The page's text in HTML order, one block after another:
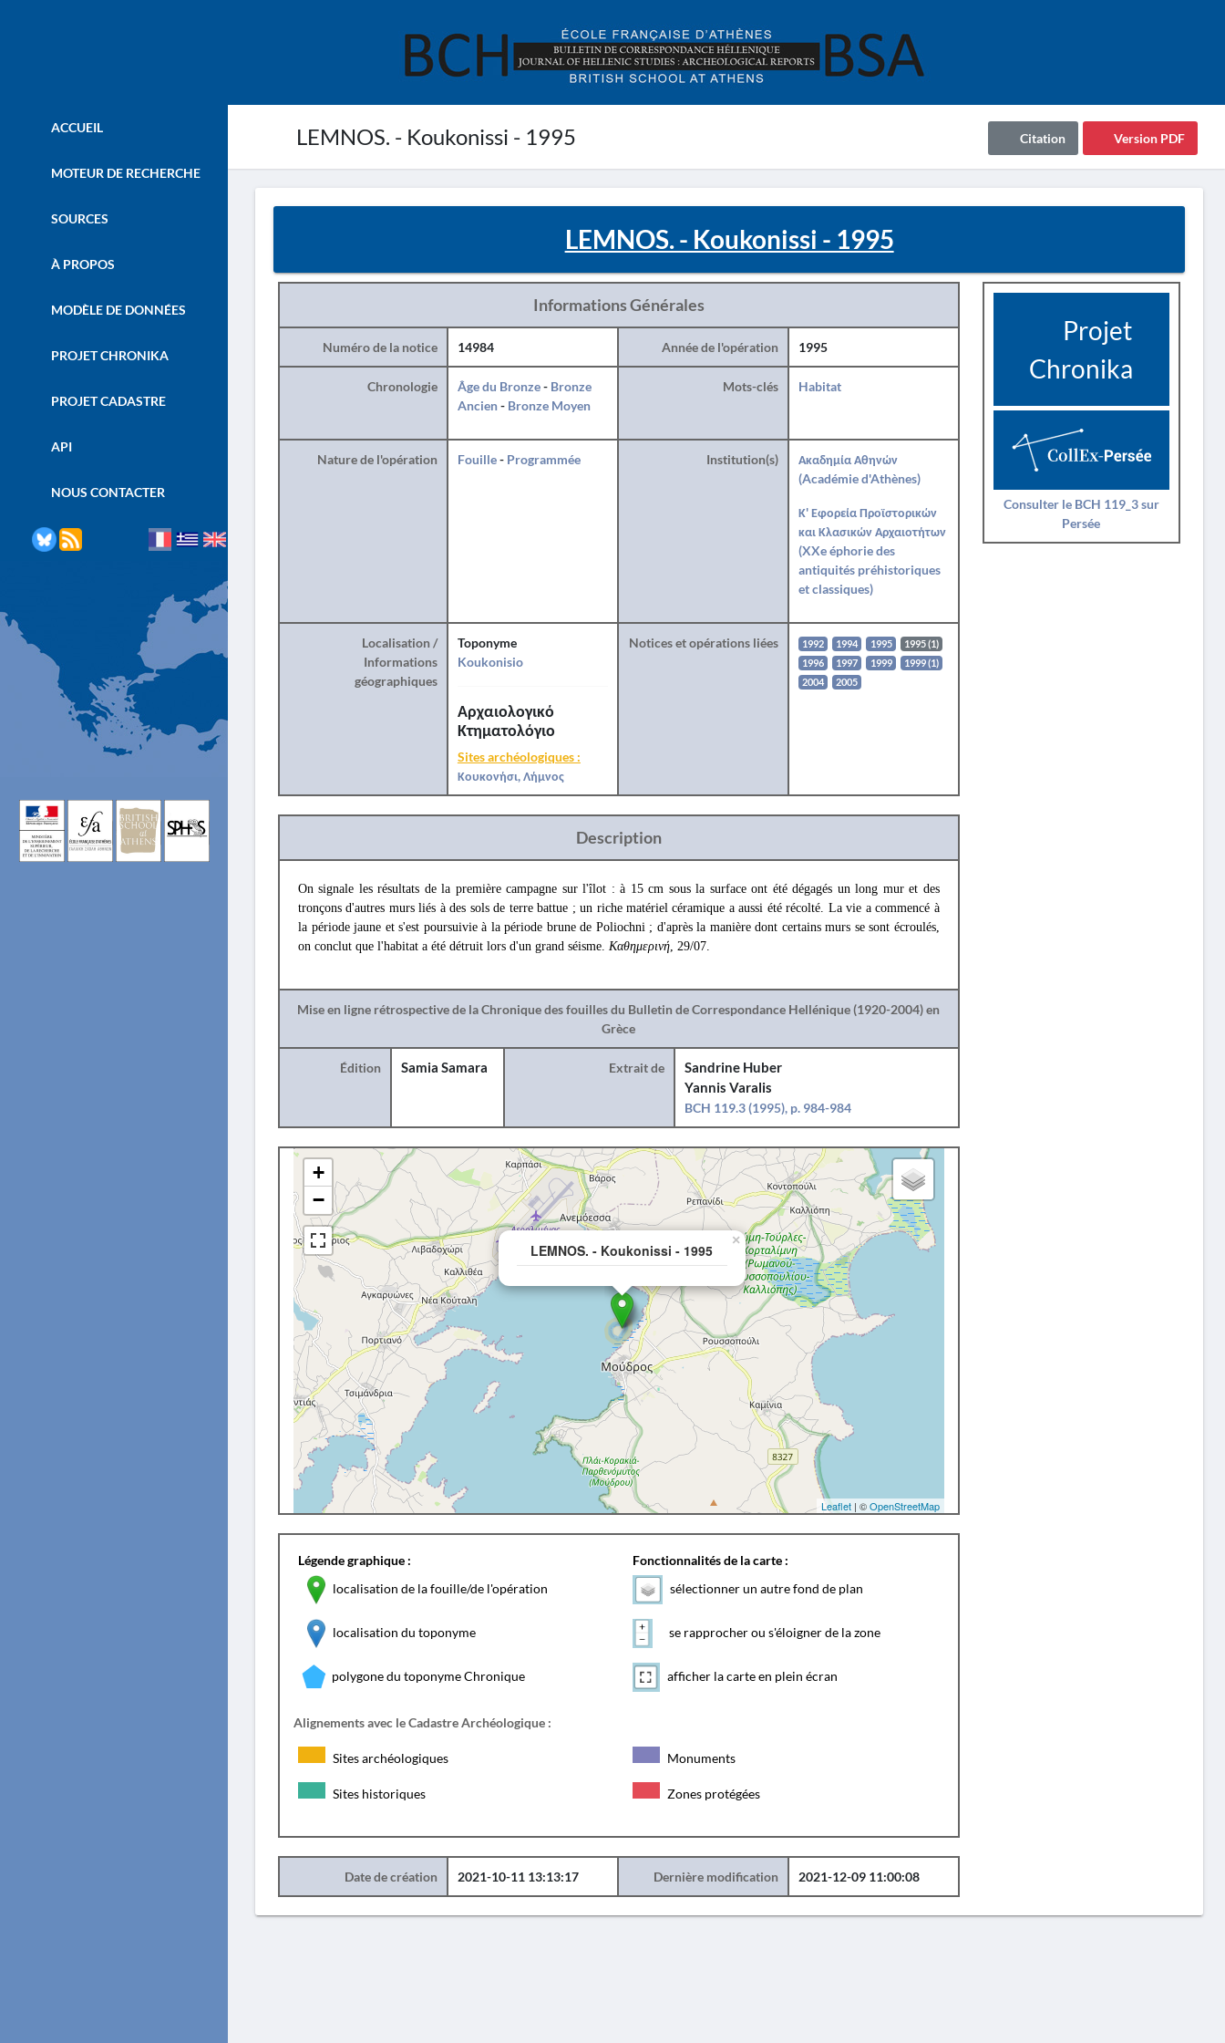
LEMNOS. - Koukonissi - 1995 Version PDF
Citation
ACCUEIL
MOTEUR DE RECHERCHE
SOURCES
À PROPOS
MODÈLE DE DONNÉES
PROJET CHRONIKA
PROJET CADASTRE
API
NOUS CONTACTER
LEMNOS. - Koukonissi - 1995
Informations Générales
Numéro de la notice 14984 Année de l'opération 1995
Chronologie Âge du Bronze- Bronze
Ancien- Bronze Moyen
Mots-clés Habitat
Nature de l'opération Fouille- Programmée Institution(s)
Ακαδημία Αθηνών
(Académie d'Athènes)
Κ' Εφορεία Προϊστορικών
και Κλασικών Αρχαιοτήτων
(XXe éphorie des
antiquités préhistoriques
et classiques)
Localisation /
Informations
géographiques
Toponyme
Koukonisio
Αρχαιολογικό
Κτηματολόγιο
Sites archéologiques :
Κουκονήσι, Λήμνος
Notices et opérations liées 1992 1994 1995
1995 (1)
1996
1997 1999
1999 (1)
2004
2005
Description
On signale les résultats de la première campagne sur l'îlot : à 15 cm sous la surface ont été dégagés un long mur et des
tronçons d'autres murs liés à des sols de terre battue ; un riche matériel céramique a aussi été récolté. La vie a commencé à
la période jaune et s'est poursuivie à la période brune de Poliochni ; d'après la manière dont certains murs se sont écroulés,
on conclut que l'habitat a été détruit lors d'un grand séisme. Καθημερινή, 29/07.
Mise en ligne rétrospective de la Chronique des fouilles du Bulletin de Correspondance Hellénique (1920-2004) en
Grèce
Édition Samia Samara Extrait de
Sandrine Huber
Yannis Varalis
BCH 119.3 (1995), p. 984-984
LEMNOS. - Koukonissi - 1995
×
+
−
Leaflet| ©OpenStreetMap
Légende graphique :
localisation de la fouille/de l'opération
localisation du toponyme
polygone du toponyme Chronique
Fonctionnalités de la carte :
sélectionner un autre fond de plan
se rapprocher ou s'éloigner de la zone
afficher la carte en plein écran
Alignements avec le Cadastre Archéologique :
Sites archéologiques Monuments
Sites historiques Zones protégées
Date de création 2021-10-11 13:13:17 Dernière modification 2021-12-09 11:00:08
Projet
Chronika
Consulter le BCH 119_3 sur
Persée